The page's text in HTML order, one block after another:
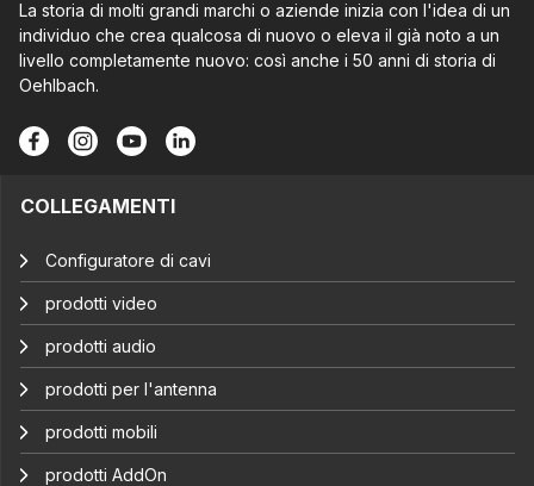
La storia di molti grandi marchi o aziende inizia con l'idea di un
individuo che crea qualcosa di nuovo o eleva il già noto a un
livello completamente nuovo: così anche i 50 anni di storia di
Oehlbach.
COLLEGAMENTI
Configuratore di cavi
prodotti video
prodotti audio
prodotti per l'antenna
prodotti mobili
prodotti AddOn